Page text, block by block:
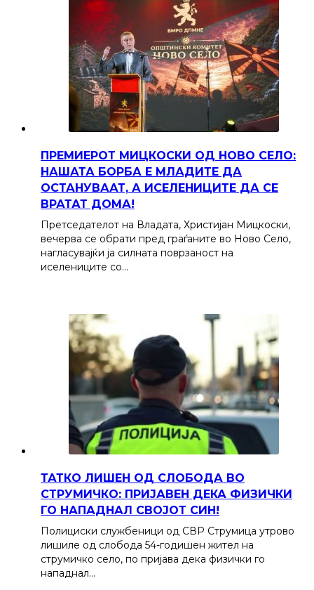
ПРЕМИЕРОТ МИЦКОСКИ ОД НОВО СЕЛО:
НАШАТА БОРБА Е МЛАДИТЕ ДА
ОСТАНУВААТ, А ИСЕЛЕНИЦИТЕ ДА СЕ
ВРАТАТ ДОМА!
Претседателот на Владата, Христијан Мицкоски,
вечерва се обрати пред граѓаните во Ново Село,
нагласувајќи ја силната поврзаност на
иселениците со…
ТАТКО ЛИШЕН ОД СЛОБОДА ВО
СТРУМИЧКО: ПРИЈАВЕН ДЕКА ФИЗИЧКИ
ГО НАПАДНАЛ СВОЈОТ СИН!
Полициски службеници од СВР Струмица утрово
лишиле од слобода 54-годишен жител на
струмичко село, по пријава дека физички го
нападнал…